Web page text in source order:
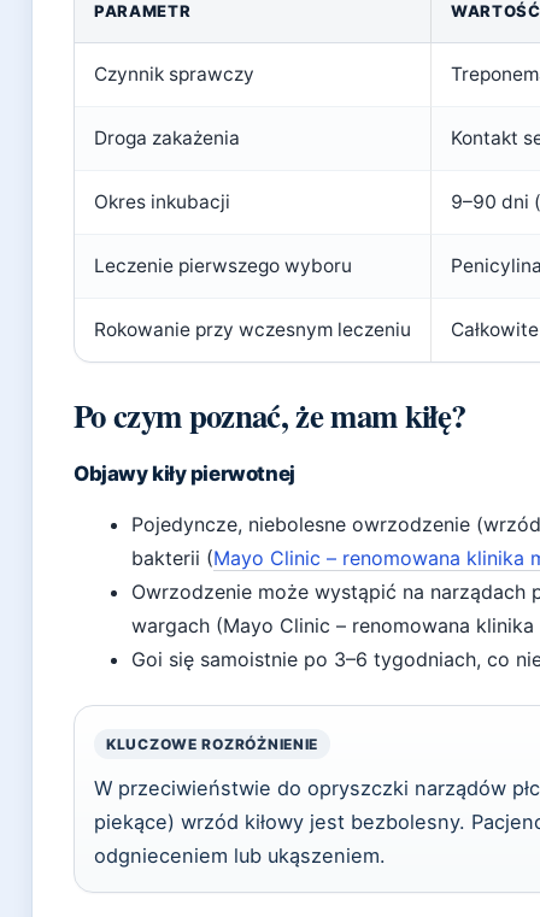
PARAMETR WARTOŚĆ
Czynnik sprawczy
Droga zakażenia Kontakt
Okres inkubacji 9–90 dni
Leczenie pierwszego wyboru
Rokowanie przy wczesnym leczeniu
Po czym poznać, że mam kiłę?
Objawy kiły pierwotnej
Pojedyncze, niebolesne owrzodzenie
bakterii (Mayo Clinic – renomowana klinika
Owrzodzenie może wystąpić na narządach
wargach (Mayo Clinic – renomowana
Goi się samoistnie po 3–6 tygodniach, co
KLUCZOWE ROZRÓŻNIENIE
W przeciwieństwie do opryszczki narządów
piekące) wrzód kiłowy jest bezbolesny.
odgnieceniem lub ukąszeniem.